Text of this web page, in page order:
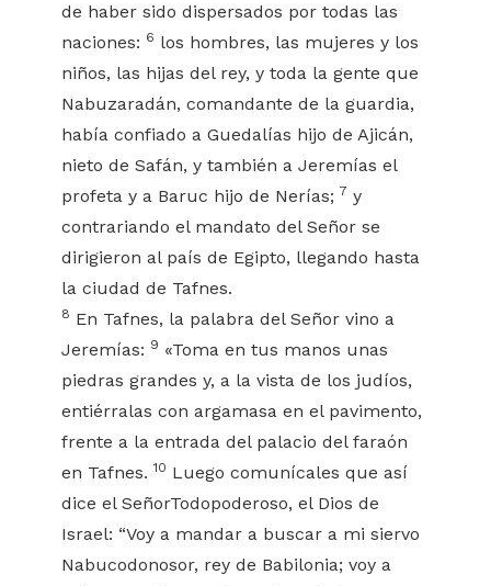
de haber sido dispersados por todas las
naciones: 6 los hombres, las mujeres y los
niños, las hijas del rey, y toda la gente que
Nabuzaradán, comandante de la guardia,
había confiado a Guedalías hijo de Ajicán,
nieto de Safán, y también a Jeremías el
profeta y a Baruc hijo de Nerías; 7 y
contrariando el mandato del Señor se
dirigieron al país de Egipto, llegando hasta
la ciudad de Tafnes.
8 En Tafnes, la palabra del Señor vino a
Jeremías: 9 «Toma en tus manos unas
piedras grandes y, a la vista de los judíos,
entiérralas con argamasa en el pavimento,
frente a la entrada del palacio del faraón
en Tafnes.10 Luego comunícales que así
dice el SeñorTodopoderoso, el Dios de
Israel: “Voy a mandar a buscar a mi siervo
Nabucodonosor, rey de Babilonia; voy a